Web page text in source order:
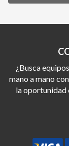
¿Busca
mano a mano
la oportunidad